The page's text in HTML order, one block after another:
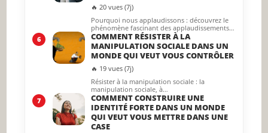
🔥 20 vues (7j)
Pourquoi nous applaudissons : découvrez le
phénomène fascinant des applaudissements…
6
COMMENT RÉSISTER À LA
MANIPULATION SOCIALE DANS UN
MONDE QUI VEUT VOUS CONTRÔLER
🔥 19 vues (7j)
Résister à la manipulation sociale : la
manipulation sociale, à…
7
COMMENT CONSTRUIRE UNE
IDENTITÉ FORTE DANS UN MONDE
QUI VEUT VOUS METTRE DANS UNE
CASE